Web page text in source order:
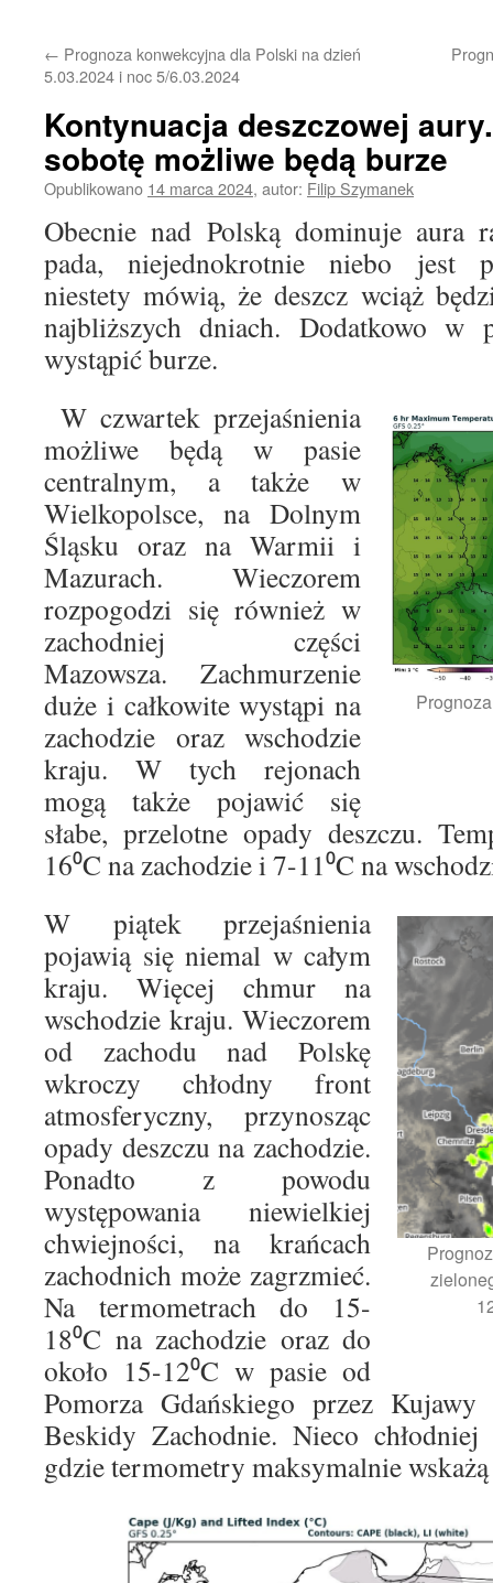
← Prognoza konwekcyjna dla Polski na dzień
5.03.2024 i noc 5/6.03.2024
Kontynuacja deszczowej
sobotę możliwe będą burze
Opublikowano 14 marca 2024, autor: Filip Szymanek
Obecnie nad Polską dominuje aura
pada, niejednokrotnie niebo jest
niestety mówią, że deszcz wciąż
najbliższych dniach. Dodatkowo w
wystąpić burze.
W czwartek przejaśnienia
możliwe będą w pasie
centralnym, a także w
Wielkopolsce, na Dolnym
Śląsku oraz na Warmii i
Mazurach. Wieczorem
rozpogodzi się również w
zachodniej części
Mazowsza. Zachmurzenie
duże i całkowite wystąpi na
zachodzie oraz wschodzie
kraju. W tych rejonach
mogą także pojawić się
słabe, przelotne opady deszczu.
16⁰C na zachodzie i 7-11⁰C na
W piątek przejaśnienia
pojawią się niemal w całym
kraju. Więcej chmur na
wschodzie kraju. Wieczorem
od zachodu nad Polskę
wkroczy chłodny front
atmosferyczny, przynosząc
opady deszczu na zachodzie.
Ponadto z powodu
występowania niewielkiej
chwiejności, na krańcach
zachodnich może zagrzmieć.
Na termometrach do 15-
18⁰C na zachodzie oraz do
około 15-12⁰C w pasie od
Pomorza Gdańskiego przez
Beskidy Zachodnie. Nieco
gdzie termometry maksymalnie